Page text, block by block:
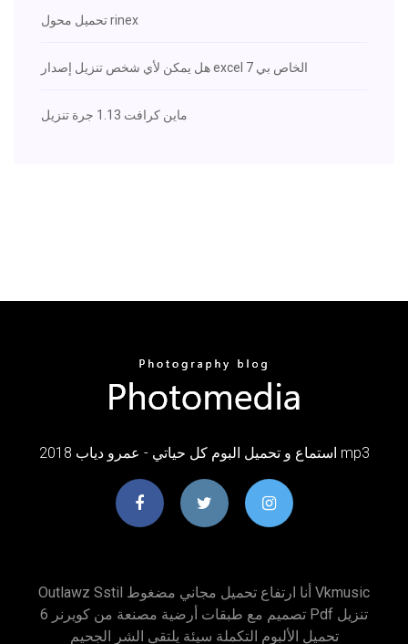
تحميل محول rinex
هل يمكن لأي شخص تنزيل إصدار excel 7 الخاص بي
ماين كرافت 1.13 جرة تنزيل
استماع و تحميل البوم كل حياتي - عمرو دياب 2018 mp3
Outlawz Sstil أنا ارتفاع تحميل مجاني مضغوط Vkmusic
تصميم مع طبقات أرضية مصنعة من كويرنر 6 Pdf تنزيل
تحميل الألبوم التكملة سيئة يلتقي الشر الجحيم